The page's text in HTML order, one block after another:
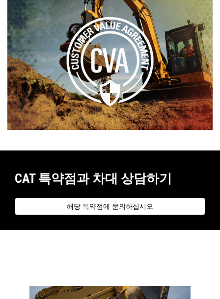
CAT 특약점과 차대 상담하기
해당 특약점에 문의하십시오